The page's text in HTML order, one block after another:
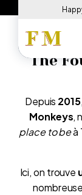
The
Depuis 2015
Monkeys,
place to beà
Ici, on trouve